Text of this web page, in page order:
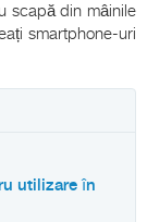
scapă din mâinile
smartphone-uri
utilizare în